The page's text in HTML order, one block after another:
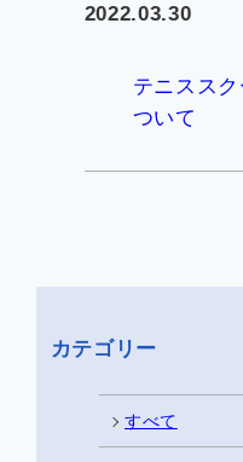
2022.03.30
テニスス
ついて
カテゴリー
すべて